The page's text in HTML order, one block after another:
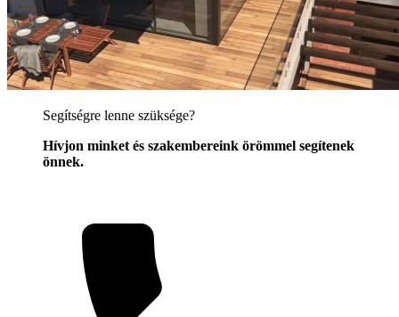
Segítségre lenne szüksége?
Hívjon minket és szakembereink örömmel segítenek
önnek.